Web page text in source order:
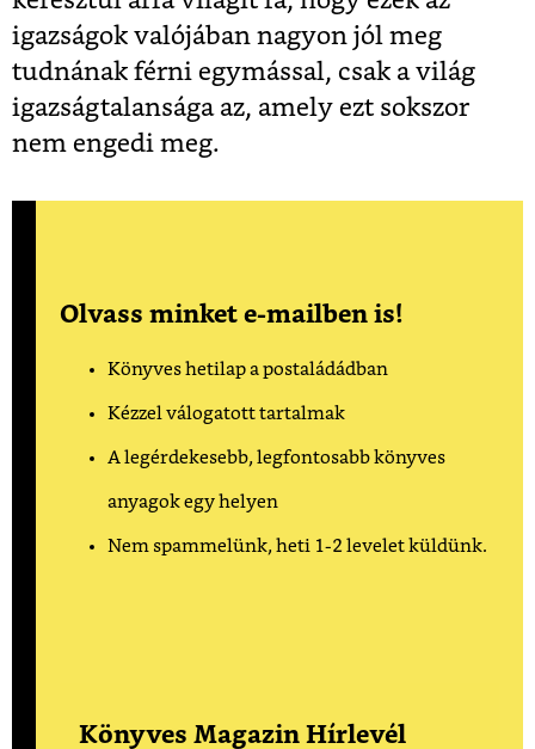
igazságok valójában nagyon jól meg
tudnának férni egymással, csak a világ
igazságtalansága az, amely ezt sokszor
nem engedi meg.
Olvass minket e-mailben is!
Könyves hetilap a postaládádban
Kézzel válogatott tartalmak
A legérdekesebb, legfontosabb könyves
anyagok egy helyen
Nem spammelünk, heti 1-2 levelet küldünk.
Könyves Magazin Hírlevél